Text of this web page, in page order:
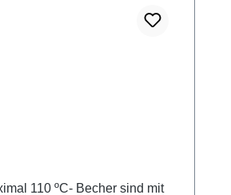
110 ºC- Becher sind mit